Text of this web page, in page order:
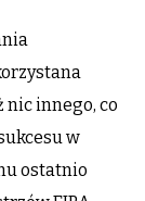
nic innego, co
w
ostatnio